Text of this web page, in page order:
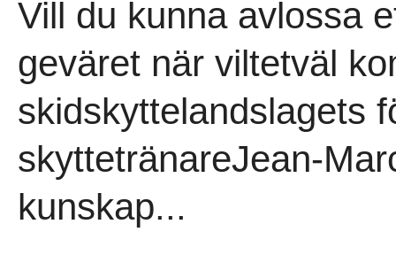
Vill du kunna avlossa
geväret när viltetväl
skidskyttelandslagets
skyttetränareJean-
kunskap...